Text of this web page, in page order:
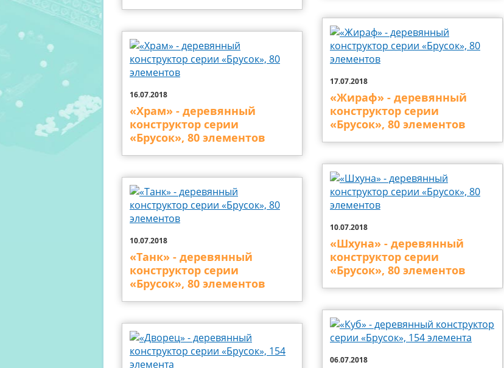
17.07.2018
«Жираф» - деревянный
конструктор серии
«Брусок», 80 элементов
16.07.2018
«Храм» - деревянный
конструктор серии
«Брусок», 80 элементов
10.07.2018
«Шхуна» - деревянный
конструктор серии
«Брусок», 80 элементов
10.07.2018
«Танк» - деревянный
конструктор серии
«Брусок», 80 элементов
06.07.2018